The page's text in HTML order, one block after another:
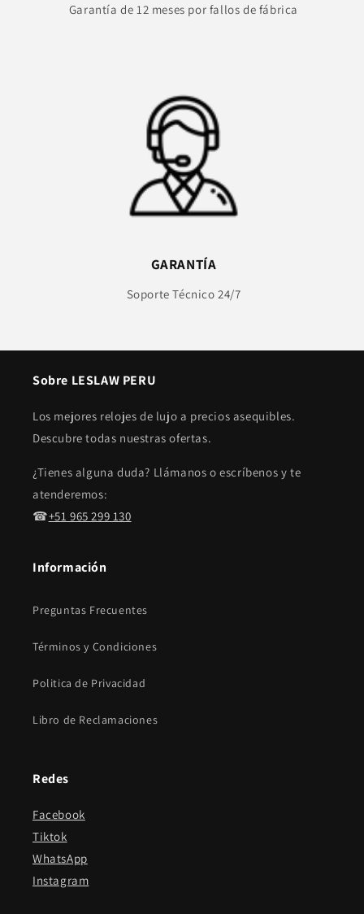
Garantía de 12 meses por fallos de fábrica
GARANTÍA
Soporte Técnico 24/7
Sobre LESLAW PERU
Los mejores relojes de lujo a precios asequibles.
Descubre todas nuestras ofertas.
¿Tienes alguna duda? Llámanos o escríbenos y te
atenderemos:
☎︎+51 965 299 130
Información
Preguntas Frecuentes
Términos y Condiciones
Politica de Privacidad
Libro de Reclamaciones
Redes
Facebook
Tiktok
WhatsApp
Instagram